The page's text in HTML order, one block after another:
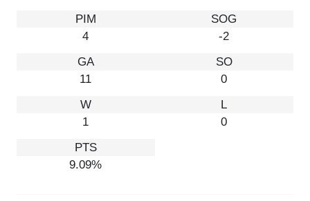
4 -2
11 0
1 0
9.09%